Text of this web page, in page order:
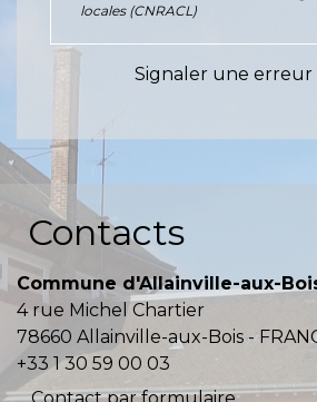
locales (CNRACL)
Signaler une
Contacts
Commune d'Allainville-aux-
4 rue Michel Chartier
78660 Allainville-aux-Bois -
+33 1 30 59 00 03